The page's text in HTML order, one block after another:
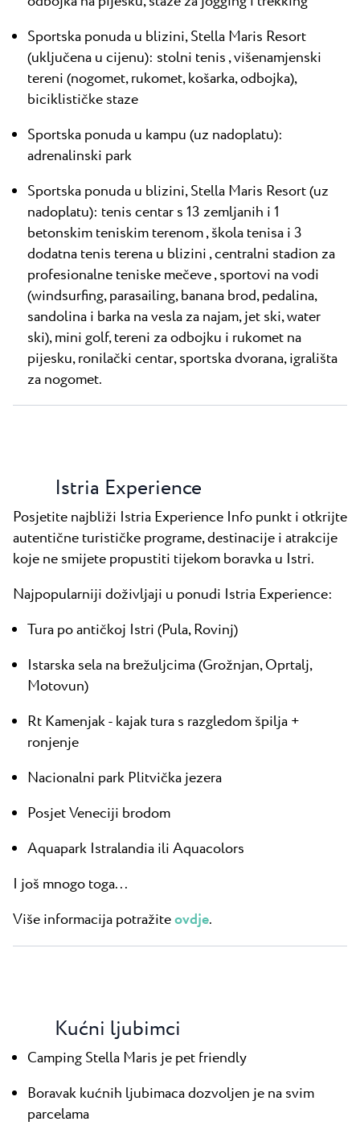
Sportska ponuda u blizini, Stella Maris Resort
(uključena u cijenu): stolni tenis , višenamjenski
tereni (nogomet, rukomet, košarka, odbojka),
biciklističke staze
Sportska ponuda u kampu (uz nadoplatu):
adrenalinski park
Sportska ponuda u blizini, Stella Maris Resort (uz
nadoplatu): tenis centar s 13 zemljanih i 1
betonskim teniskim terenom , škola tenisa i 3
dodatna tenis terena u blizini , centralni stadion za
profesionalne teniske mečeve , sportovi na vodi
(windsurfing, parasailing, banana brod, pedalina,
sandolina i barka na vesla za najam, jet ski, water
ski), mini golf, tereni za odbojku i rukomet na
pijesku, ronilački centar, sportska dvorana, igrališta
za nogomet.
Istria Experience
Posjetite najbliži Istria Experience Info punkt i otkrijte
autentične turističke programe, destinacije i atrakcije
koje ne smijete propustiti tijekom boravka u Istri.
Najpopularniji doživljaji u ponudi Istria Experience:
Tura po antičkoj Istri (Pula, Rovinj)
Istarska sela na brežuljcima (Grožnjan, Oprtalj,
Motovun)
Rt Kamenjak - kajak tura s razgledom špilja +
ronjenje
Nacionalni park Plitvička jezera
Posjet Veneciji brodom
Aquapark Istralandia ili Aquacolors
I još mnogo toga...
Više informacija potražiteovdje.
Kućni ljubimci
Camping Stella Maris je pet friendly
Boravak kućnih ljubimaca dozvoljen je na svim
parcelama